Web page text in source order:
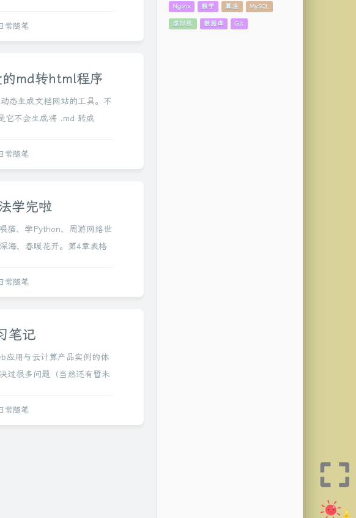
@me...
常随笔
md转html程序
态生成文档网站的工具。不
它不会生成将 .md 转成
常随笔
学完啦
猫、学Python、周游网络世
海、春暖花开。第4章表格
常随笔
笔记
应用与云计算产品实例的体
过很多问题（当然还有暂未
CSS样...
常随笔
Nginx 数学 算法 MySQL
虚拟机 数据库 Git